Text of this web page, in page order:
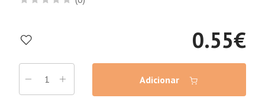
0.55€
Adicionar